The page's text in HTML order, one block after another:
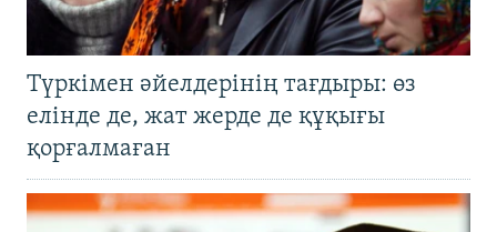
Түркімен әйелдерінің тағдыры: өз
елінде де, жат жерде де құқығы
қорғалмаған